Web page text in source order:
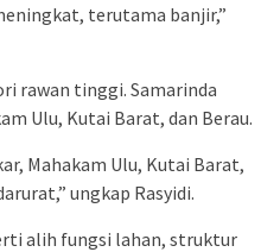
terutama banjir,”
rawan tinggi. Samarinda
Ulu, Kutai Barat, dan Berau.
Mahakam Ulu, Kutai Barat,
ungkap Rasyidi.
alih fungsi lahan, struktur